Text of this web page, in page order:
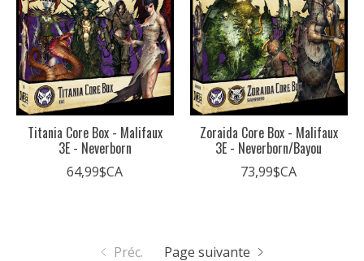
Titania Core Box - Malifaux
3E - Neverborn
64,99$CA
Zoraida Core Box - Malifaux
3E - Neverborn/Bayou
73,99$CA
Préc. Page suivante